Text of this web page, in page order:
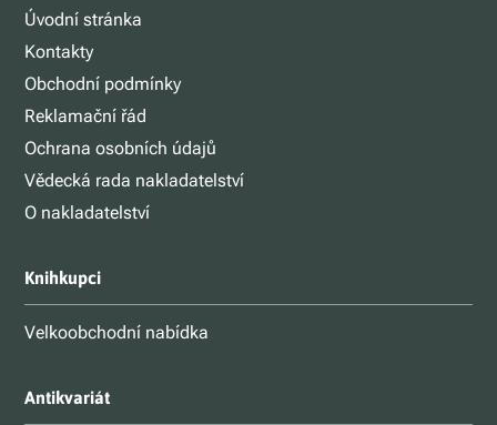
Úvodní stránka
Kontakty
Obchodní podmínky
Reklamační řád
Ochrana osobních údajů
Vědecká rada nakladatelství
O nakladatelství
Knihkupci
Velkoobchodní nabídka
Antikvariát